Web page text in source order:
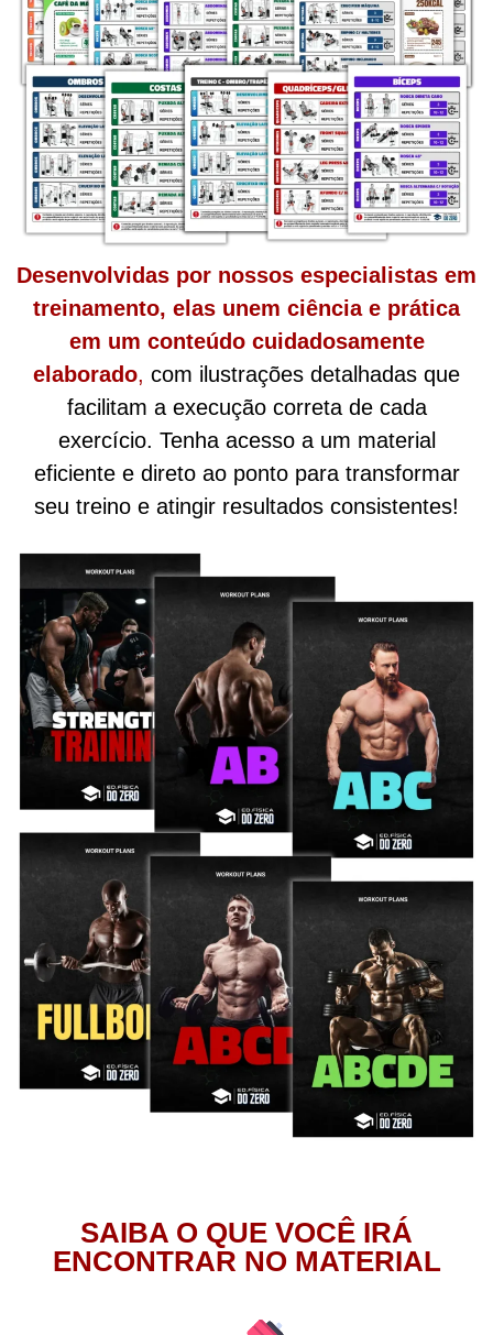
Desenvolvidas por nossos especialistas em
treinamento, elas unem ciência e prática
em um conteúdo cuidadosamente
elaborado, com ilustrações detalhadas que
facilitam a execução correta de cada
exercício. Tenha acesso a um material
eficiente e direto ao ponto para transformar
seu treino e atingir resultados consistentes!
SAIBA O QUE VOCÊ IRÁ
ENCONTRAR NO MATERIAL